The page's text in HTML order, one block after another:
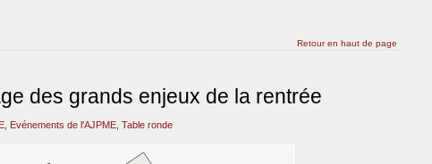
Retour en haut de page
des grands enjeux de la rentrée
, Evénements de l'AJPME, Table ronde